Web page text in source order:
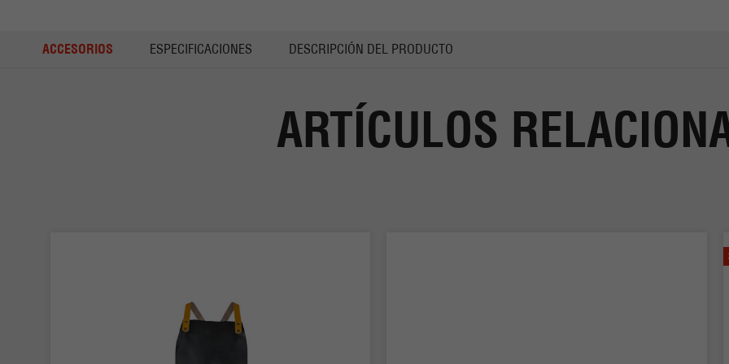
ACCESORIOS ESPECIFICACIONES DESCRIPCIÓN DEL PRODUCTO
ARTÍCULOS